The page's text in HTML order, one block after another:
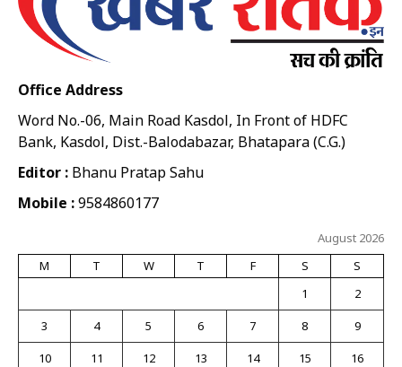
Office Address
Word No.-06, Main Road Kasdol, In Front of HDFC
Bank, Kasdol, Dist.-Balodabazar, Bhatapara (C.G.)
Editor : Bhanu Pratap Sahu
Mobile :9584860177
August 2026
M
T W T F S
S
1
2
3
4 5 6 7 8
9
10
11 12 13 14 15 16